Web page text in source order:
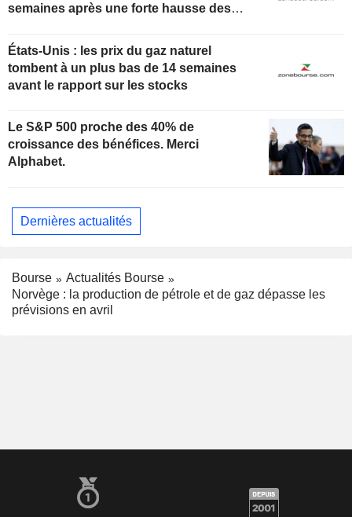
semaines après une forte hausse des
États-Unis : les prix du gaz naturel
tombent à un plus bas de 14 semaines
avant le rapport sur les stocks
Le S&P 500 proche des 40% de
croissance des bénéfices. Merci
Alphabet.
Dernières actualités
Bourse
Actualités Bourse
Norvège : la production de pétrole et de gaz dépasse les
prévisions en avril